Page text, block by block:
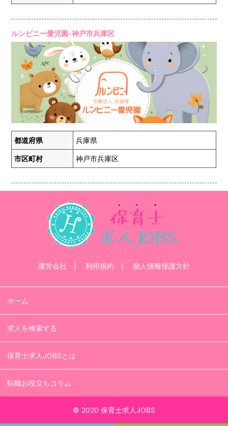
ルンビニー愛児園-神戸市兵庫区
都道府県 兵庫県
市区町村 神戸市兵庫区
運営会社 利用規約 個人情報保護方針
ホーム
求人を検索する
保育士求人JOBSとは
転職お役立ちコラム
© 2020 保育士求人JOBS